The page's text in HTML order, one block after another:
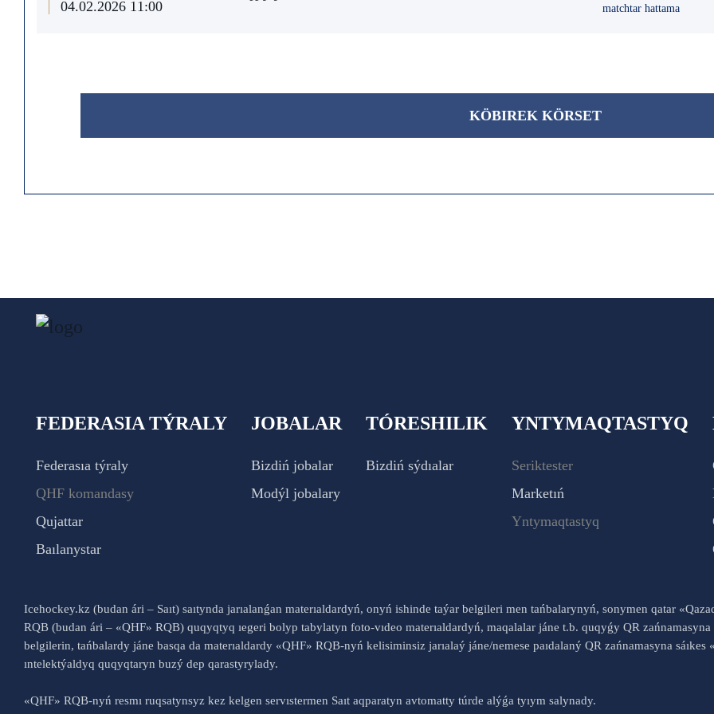
04.02.2026 11:00 matchtar hattama
KÖBІREK KÖRSET
FEDERASIA TÝRALY
Federasıa týraly
QHF komandasy
Qujattar
Baılanystar
JOBALAR
Bizdiń jobalar
Modýl jobalary
TÓRESHILIK
Bizdiń sýdıalar
YNTYMAQTASTYQ
Seriktester
Marketıń
Yntymaqtastyq
Icehockey.kz (budan ári – Saıt) saıtynda jarıalanǵan materıaldardyń, onyń ishinde taýar belgileri men tańbalarynyń, sonymen qatar
RQB (budan ári – «QHF» RQB) quqyqtyq ıegeri bolyp tabylatyn foto-vıdeo materıaldardyń, maqalalar jáne t.b. quqyǵy QR zańnamasyna
belgilerin, tańbalardy jáne basqa da materıaldardy «QHF» RQB-nyń kelisiminsiz jarıalaý jáne/nemese paıdalaný QR zańnamasyna
ıntelektýaldyq quqyqtaryn buzý dep qarastyrylady.
«QHF» RQB-nyń resmı ruqsatynsyz kez kelgen servıstermen Saıt aqparatyn avtomatty túrde alýǵa tyıym salynady.